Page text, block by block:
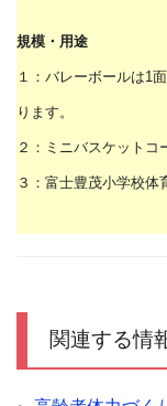
規模・用途
１：バレーボールは1
ります。
２：ミニバスケット
３：富士豊茂小学校
関連する情